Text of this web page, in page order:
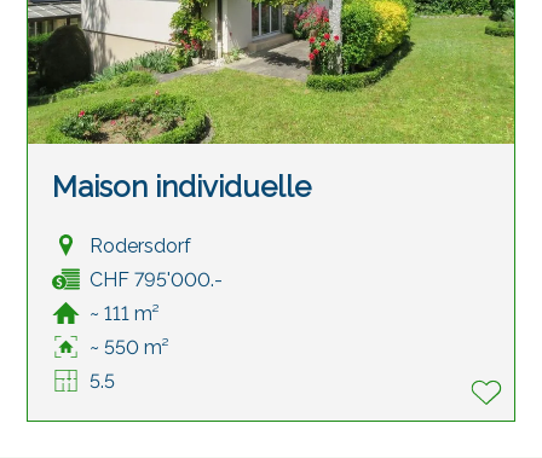
Maison individuelle
Rodersdorf
CHF 795'000.-
~ 111 m²
~ 550 m²
5.5